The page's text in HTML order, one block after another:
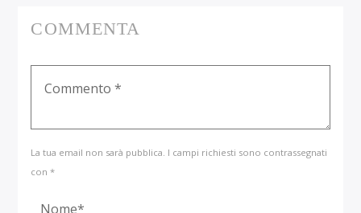
COMMENTA
La tua email non sarà pubblica. I campi richiesti sono contrassegnati
con *